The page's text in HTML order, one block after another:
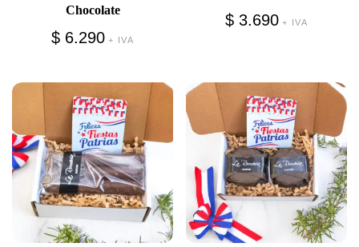
Chocolate
$ 6.290 + IVA
$ 3.690 + IVA